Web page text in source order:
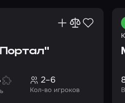
Кол-во игроков
2–6